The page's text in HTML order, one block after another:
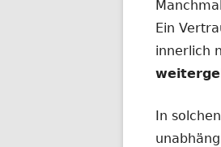
Ein
innerlich
In